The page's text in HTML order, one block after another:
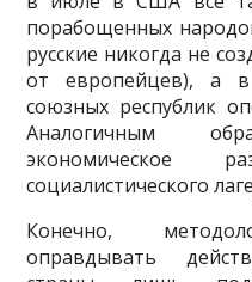
порабощенных
русские никогда не
от евро­пейцев), а в
союзных республик
Аналогичным
экономическое
социалистического
Конечно,
оправдывать